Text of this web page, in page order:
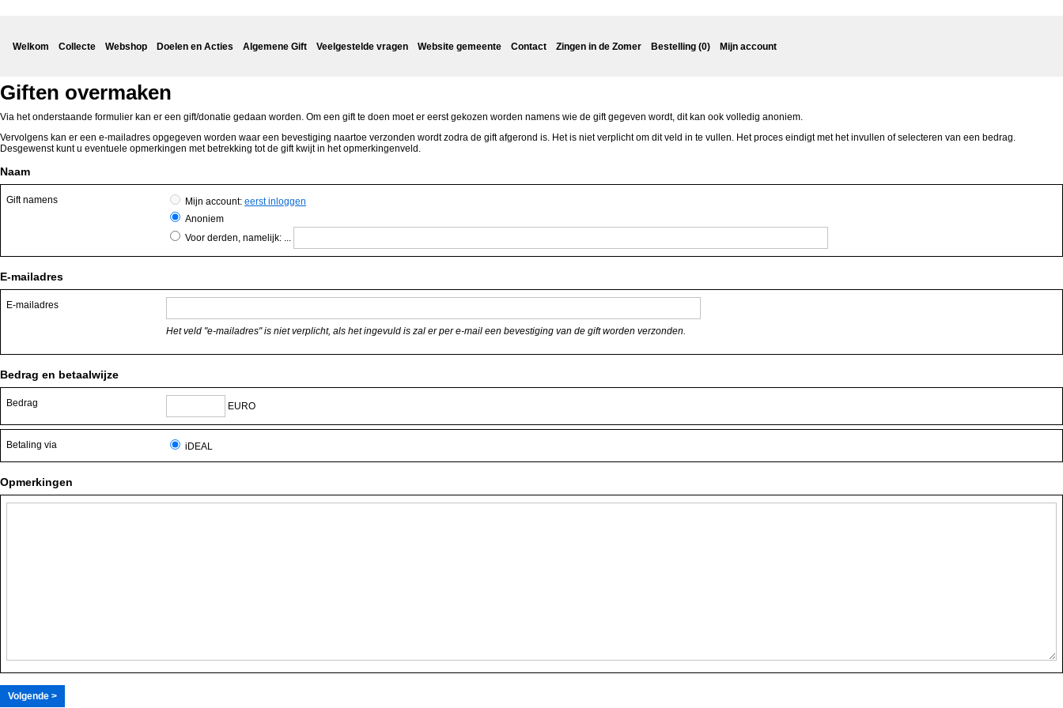
Welkom Collecte Webshop Doelen en Acties Algemene Gift Veelgestelde vragen Website gemeente Contact Zingen in de Zomer Bestelling (0) Mijn account
Giften overmaken
Via het onderstaande formulier kan er een gift/donatie gedaan worden. Om een gift te doen moet er eerst gekozen worden namens wie de gift gegeven wordt, dit kan ook volledig anoniem.
Vervolgens kan er een e-mailadres opgegeven worden waar een bevestiging naartoe verzonden wordt zodra de gift afgerond is. Het is niet verplicht om dit veld in te vullen. Het proces eindigt met het invullen of selecteren van een bedrag.
Desgewenst kunt u eventuele opmerkingen met betrekking tot de gift kwijt in het opmerkingenveld.
Naam
Gift namens Mijn account: eerst inloggen
Anoniem
Voor derden, namelijk: ...
E-mailadres
E-mailadres
Het veld "e-mailadres" is niet verplicht, als het ingevuld is zal er per e-mail een bevestiging van de gift worden verzonden.
Bedrag en betaalwijze
Bedrag EURO
Betaling via iDEAL
Opmerkingen